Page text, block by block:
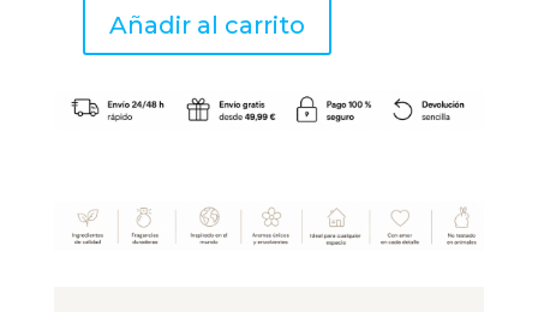
FLOWERS
lavado
Añadir al carrito